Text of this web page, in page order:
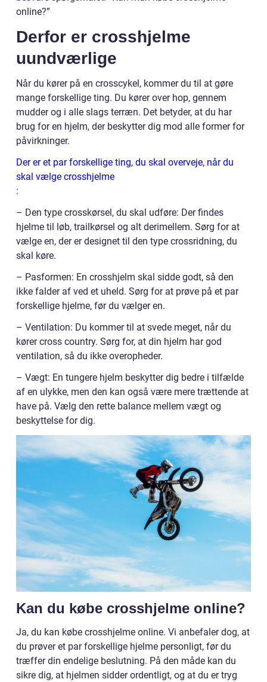
online?”
Derfor er crosshjelme
uundværlige
Når du kører på en crosscykel, kommer du til at gøre
mange forskellige ting. Du kører over hop, gennem
mudder og i alle slags terræn. Det betyder, at du har
brug for en hjelm, der beskytter dig mod alle former for
påvirkninger.
Der er et par forskellige ting, du skal overveje, når du
skal vælge crosshjelme
:
– Den type crosskørsel, du skal udføre: Der findes
hjelme til løb, trailkørsel og alt derimellem. Sørg for at
vælge en, der er designet til den type crossridning, du
skal køre.
– Pasformen: En crosshjelm skal sidde godt, så den
ikke falder af ved et uheld. Sørg for at prøve på et par
forskellige hjelme, før du vælger en.
– Ventilation: Du kommer til at svede meget, når du
kører cross country. Sørg for, at din hjelm har god
ventilation, så du ikke overopheder.
– Vægt: En tungere hjelm beskytter dig bedre i tilfælde
af en ulykke, men den kan også være mere trættende at
have på. Vælg den rette balance mellem vægt og
beskyttelse for dig.
Kan du købe crosshjelme online?
Ja, du kan købe crosshjelme online. Vi anbefaler dog, at
du prøver et par forskellige hjelme personligt, før du
træffer din endelige beslutning. På den måde kan du
sikre dig, at hjelmen sidder ordentligt, og at du er tryg